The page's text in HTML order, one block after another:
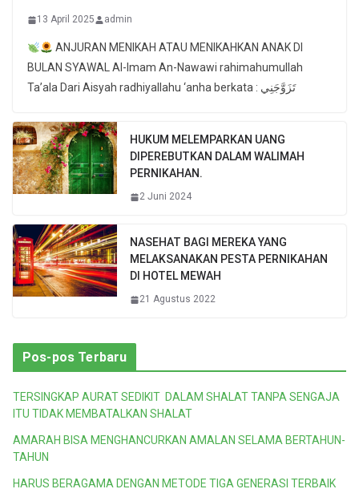
13 April 2025 admin
ANJURAN MENIKAH ATAU MENIKAHKAN ANAK DI
BULAN SYAWAL Al-Imam An-Nawawi rahimahumullah
Ta’ala Dari Aisyah radhiyallahu ‘anha berkata : تَزَوَّجَنِي
HUKUM MELEMPARKAN UANG
DIPEREBUTKAN DALAM WALIMAH
PERNIKAHAN.
2 Juni 2024
NASEHAT BAGI MEREKA YANG
MELAKSANAKAN PESTA PERNIKAHAN
DI HOTEL MEWAH
21 Agustus 2022
Pos-pos Terbaru
TERSINGKAP AURAT SEDIKIT DALAM SHALAT TANPA SENGAJA
ITU TIDAK MEMBATALKAN SHALAT
AMARAH BISA MENGHANCURKAN AMALAN SELAMA BERTAHUN-
TAHUN
HARUS BERAGAMA DENGAN METODE TIGA GENERASI TERBAIK